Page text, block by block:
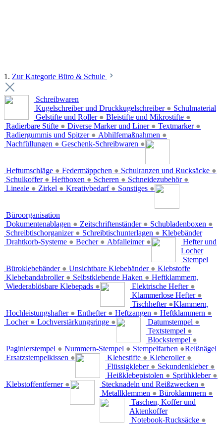
1. Zur Kategorie Büro & Schule
Schreibwaren
Kugelschreiber und Druckkugelschreiber ●
Gelstifte und Roller ● Bleistifte und Mikrostifte ●
Radierbare Stifte ● Diverse Marker und Liner ● Textmarker ●
Radiergummis und Spitzer ● Abhilfemaßnahmen ●
Nachfüllungen ● Geschenk-Schreibwaren ●
Schulmaterial
Heftumschläge ● Federmäppchen ● Schulranzen und Rucksäcke ●
Schulkoffer ● Heftboxen ● Scheren ● Schneidezubehör ●
Lineale ● Zirkel ● Kreativbedarf ● Sonstiges ●
Büroorganisation
Dokumentenablagen ● Zeitschriftenständer ● Schubladenboxen ●
Schreibtischorganizer ● Schreibtischunterlagen ●
Drahtkorb-Systeme ● Becher ● Abfalleimer ●
Klebebänder
Büroklebebänder ● Unsichtbare Klebebänder ●
Klebebandabroller ● Selbstklebende Haken ●
Wiederablösbare Klebepads ●
Hefter und
Locher
Elektrische Hefter ●
Klammerlose Hefter ●
Tischhefter ●
Hochleistungshafter ● Enthefter ● Heftzangen ● Heftklammern ●
Locher ● Lochverstärkungsringe ●
Stempel
Datumstempel ●
Textstempel ●
Blockstempel ●
Paginierstempel ● Nummern-Stempel ● Stempelfarben ●
Ersatzstempelkissen ●
Klebstoffe
Klebestifte ● Kleberoller ●
Flüssigkleber ● Sekundenkleber ●
Heißklebepistolen ● Sprühkleber ●
Klebstoffentferner ●
Heftklammern,
Klammern,
Reißnägel
Stecknadeln und Reißzwecken ●
Metallklemmen ● Büroklammern ●
Taschen, Koffer und
Aktenkoffer
Notebook-Rucksäcke ●